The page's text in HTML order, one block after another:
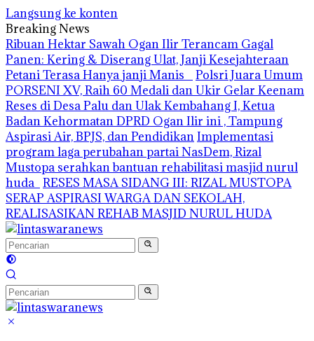
Langsung ke konten
Breaking News
Ribuan Hektar Sawah Ogan Ilir Terancam Gagal
Panen: Kering & Diserang Ulat, Janji Kesejahteraan
Petani Terasa Hanya janji Manis
Polsri Juara Umum
PORSENI XV, Raih 60 Medali dan Ukir Gelar Keenam
Reses di Desa Palu dan Ulak Kembahang I, Ketua
Badan Kehormatan DPRD Ogan Ilir ini , Tampung
Aspirasi Air, BPJS, dan PendidikanImplementasi
program laga perubahan partai NasDem, Rizal
Mustopa serahkan bantuan rehabilitasi masjid nurul
huda RESES MASA SIDANG III: RIZAL MUSTOPA
SERAP ASPIRASI WARGA DAN SEKOLAH,
REALISASIKAN REHAB MASJID NURUL HUDA